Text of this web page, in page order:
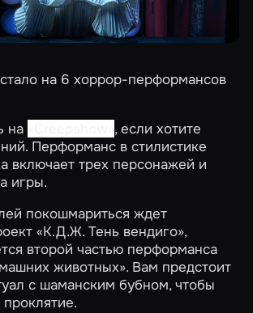
на 6 хоррор-перформансов
на
, если хотите
Перформанс в стилистике
включает трех персонажей и
игры.
покошмариться ждет
«К.Д.Ж. Тень вендиго»,
второй частью перформанса
животных». Вам предстоит
с шаманским бубном, чтобы